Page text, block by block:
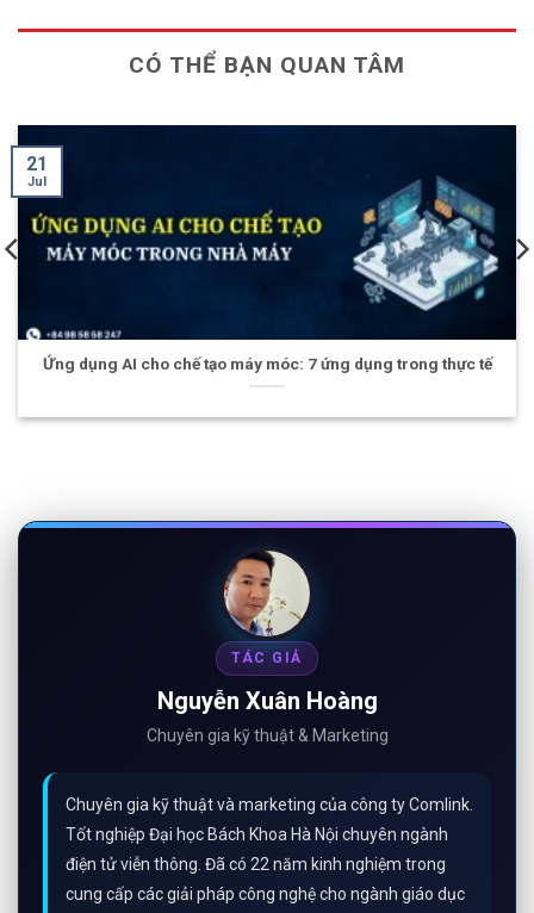
CÓ THỂ BẠN QUAN TÂM
móc: 7 ứng dụng trong thực tế Hội thảo AInsight
TÁC GIẢ
Nguyễn Xuân Hoàng
Chuyên gia kỹ thuật & Marketing
Chuyên gia kỹ thuật và marketing của công ty Comlink.
Tốt nghiệp Đại học Bách Khoa Hà Nội chuyên ngành
điện tử viễn thông. Đã có 22 năm kinh nghiệm trong
cung cấp các giải pháp công nghệ cho ngành giáo dục